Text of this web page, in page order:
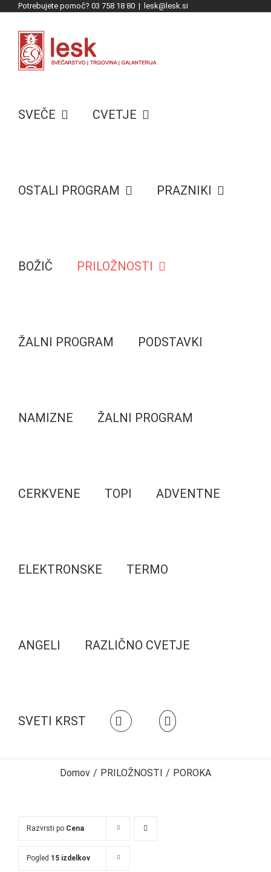
content
Potrebujete pomoč? 03 758 18 80 | lesk@lesk.si
SVEČE CVETJE
OSTALI PROGRAM PRAZNIKI
BOŽIČ PRILOŽNOSTI
ŽALNI PROGRAM PODSTAVKI
NAMIZNE ŽALNI PROGRAM
CERKVENE TOPI ADVENTNE
ELEKTRONSKE TERMO
ANGELI RAZLIČNO CVETJE
SVETI KRST
Domov / PRILOŽNOSTI / POROKA
Razvrsti po Cena
Pogled 15 izdelkov